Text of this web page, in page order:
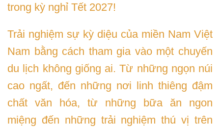
trong kỳ nghỉ Tết 2027!
Trải nghiệm sự kỳ diệu của miền Nam Việt
Nam bằng cách tham gia vào một chuyến
du lịch không giống ai. Từ những ngọn núi
cao ngất, đến những nơi linh thiêng đậm
chất văn hóa, từ những bữa ăn ngon
miệng đến những trải nghiệm thú vị trên